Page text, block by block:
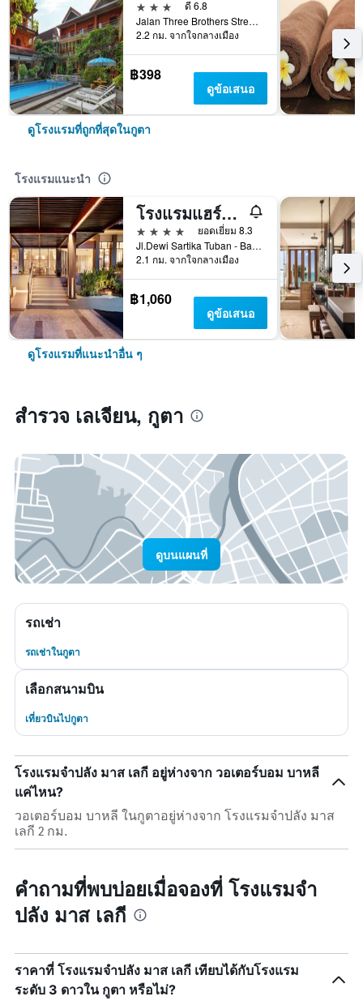
3 ดาว
ดี 6.8
Jalan Three Brothers Street, กูตา, อินโดนีเซีย
2.2 กม. จากใจกลางเมือง
฿398
ดูข้อเสนอ
ดูโรงแรมที่ถูกที่สุดในกูตา
โรงแรมแนะนำ
โรงแรมแฮร์ริส คูตา ตูบัน บาหลี
4 ดาว
ยอดเยี่ยม 8.3
Jl.Dewi Sartika Tuban - Bali, Indonesia, 3, กูตา, อินโดนีเซีย
2.1 กม. จากใจกลางเมือง
฿1,060
ดูข้อเสนอ
ดูโรงแรมที่แนะนำอื่น ๆ
สำรวจ เลเจียน, กูตา
ดูบนแผนที่
รถเช่า
รถเช่าในกูตา
เลือกสนามบิน
เที่ยวบินไปกูตา
โรงแรมจำปลัง มาส เลกี อยู่ห่างจาก วอเตอร์บอม บาหลี
แค่ไหน?
วอเตอร์บอม บาหลี ในกูตาอยู่ห่างจาก โรงแรมจำปลัง มาส
เลกี 2 กม.
คำถามที่พบบ่อยเมื่อจองที่ โรงแรมจำ
ปลัง มาส เลกี
ราคาที่ โรงแรมจำปลัง มาส เลกี เทียบได้กับโรงแรม
ระดับ 3 ดาวใน กูตา หรือไม่?